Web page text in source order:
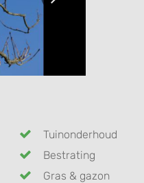
Tuinonderhoud
Bestrating
Gras & gazon